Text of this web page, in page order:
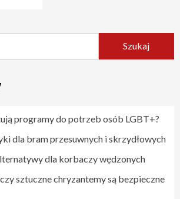
programy do potrzeb osób LGBT+?
dla bram przesuwnych i skrzydłowych
dla korbaczy wędzonych
sztuczne chryzantemy są bezpieczne